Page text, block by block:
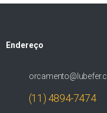
Endereço
(11) 4894-7474